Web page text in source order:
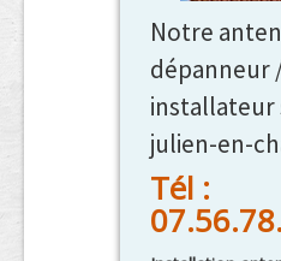
Notre
dépanneur
installateur
julien-en-
Tél :